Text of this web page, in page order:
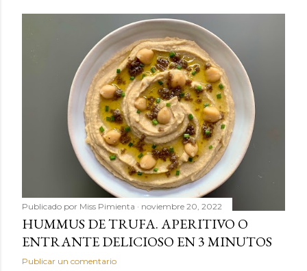
Publicado por Miss Pimienta noviembre 20, 2022
HUMMUS DE TRUFA. APERITIVO O
ENTRANTE DELICIOSO EN 3 MINUTOS
Publicar un comentario